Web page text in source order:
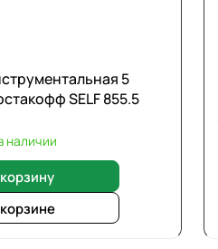
5
SELF 855.5
наличии